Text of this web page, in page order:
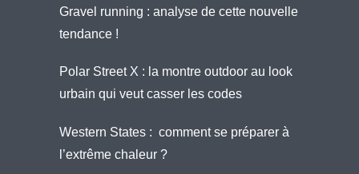
Gravel running : analyse de cette nouvelle
tendance !
Polar Street X : la montre outdoor au look
urbain qui veut casser les codes
Western States : comment se préparer à
l’extrême chaleur ?